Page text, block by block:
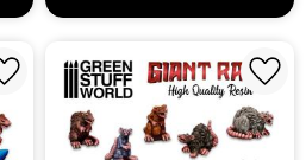
Lägg till i favoriter